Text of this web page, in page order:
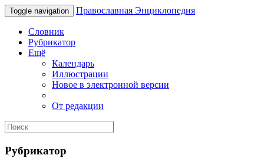
Toggle navigation Православная Энциклопедия
Словник
Рубрикатор
Ещё
Календарь
Иллюстрации
Новое в электронной версии
От редакции
Рубрикатор